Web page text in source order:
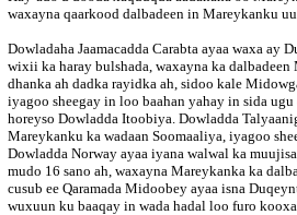
waxayna qaarkood dalbadeen in Mareykanku
Dowladaha Jaamacadda Carabta ayaa waxa
wixii ka haray bulshada, waxayna ka
dhanka ah dadka rayidka ah, sidoo kale
iyagoo sheegay in loo baahan yahay in sida
horeyso Dowladda Itoobiya. Dowladda
Mareykanku ka wadaan Soomaaliya, iyagoo
Dowladda Norway ayaa iyana walwal ka
mudo 16 sano ah, waxayna Mareykanka ka
cusub ee Qaramada Midoobey ayaa isna
wuxuun ku baaqay in wada hadal loo furo